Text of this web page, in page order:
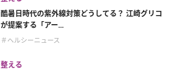
酷暑日時代の紫外線対策どうしてる？ 江崎グリコ
が提案する「アー...
＃ヘルシーニュース
整える